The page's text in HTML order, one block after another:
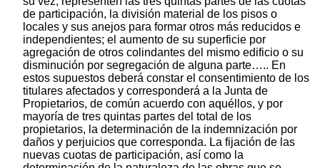
de participación, la división material de los pisos o
locales y sus anejos para formar otros más reducidos e
independientes; el aumento de su superficie por
agregación de otros colindantes del mismo edificio o su
disminución por segregación de alguna parte….. En
estos supuestos deberá constar el consentimiento de los
titulares afectados y corresponderá a la Junta de
Propietarios, de común acuerdo con aquéllos, y por
mayoría de tres quintas partes del total de los
propietarios, la determinación de la indemnización por
daños y perjuicios que corresponda. La fijación de las
nuevas cuotas de participación, así como la